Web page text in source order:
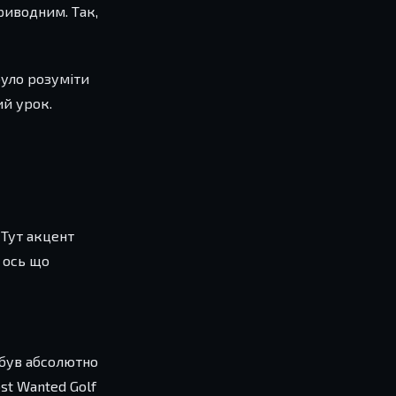
Так,
розуміти
урок.
акцент
ось що
абсолютно
Wanted Golf